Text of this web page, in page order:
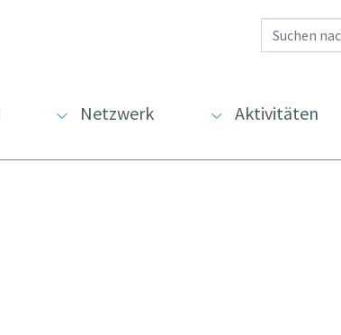
Netzwerk Aktivitäten